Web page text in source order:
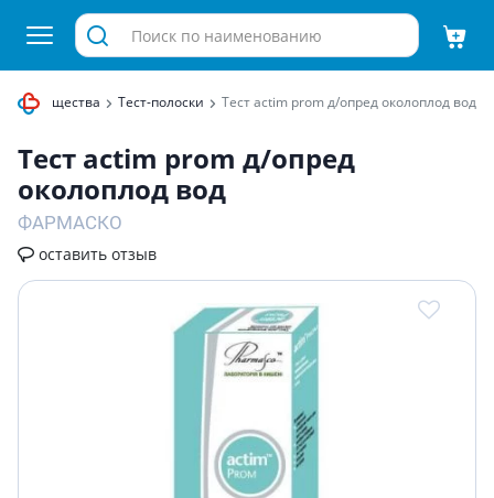
вещества Тест-полоски Тест actim prom д/опред околоплод вод
Тест actim prom д/опред
околоплод вод
ФАРМАСКО
оставить отзыв